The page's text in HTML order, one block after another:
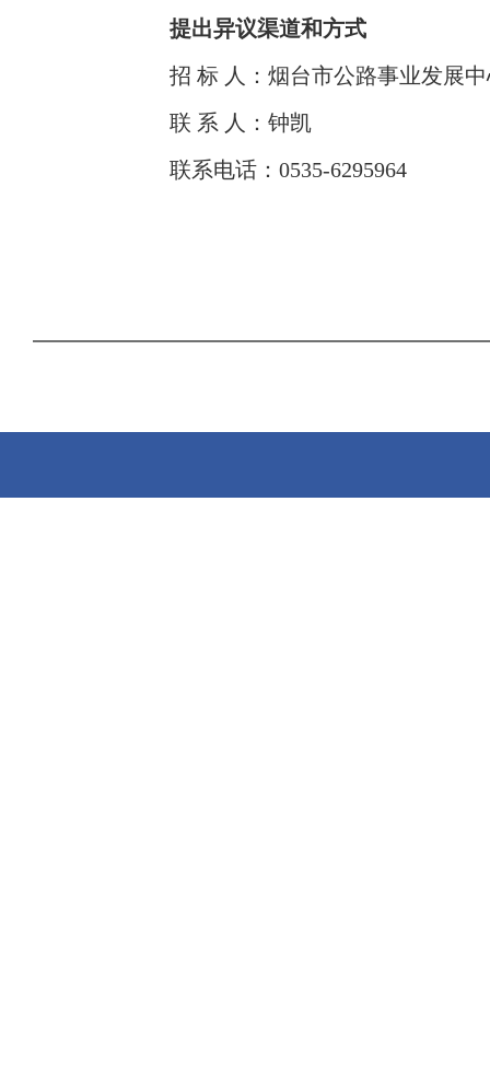
提出异议渠道和方式
招 标 人：烟台市公路事业发展
联 系 人：钟凯
联系电话：0535-6295964